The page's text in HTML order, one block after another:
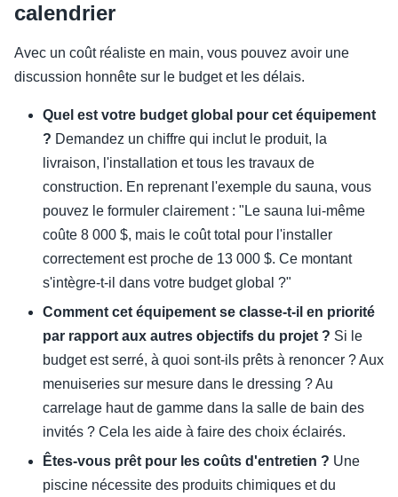
calendrier
Avec un coût réaliste en main, vous pouvez avoir une
discussion honnête sur le budget et les délais.
Quel est votre budget global pour cet équipement
? Demandez un chiffre qui inclut le produit, la
livraison, l'installation et tous les travaux de
construction. En reprenant l'exemple du sauna, vous
pouvez le formuler clairement : "Le sauna lui-même
coûte 8 000 $, mais le coût total pour l'installer
correctement est proche de 13 000 $. Ce montant
s'intègre-t-il dans votre budget global ?"
Comment cet équipement se classe-t-il en priorité
par rapport aux autres objectifs du projet ? Si le
budget est serré, à quoi sont-ils prêts à renoncer ? Aux
menuiseries sur mesure dans le dressing ? Au
carrelage haut de gamme dans la salle de bain des
invités ? Cela les aide à faire des choix éclairés.
Êtes-vous prêt pour les coûts d'entretien ? Une
piscine nécessite des produits chimiques et du